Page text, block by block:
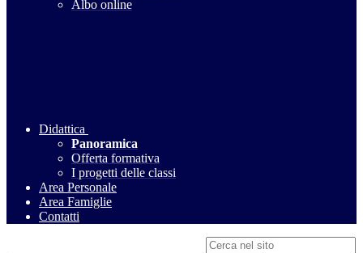
Albo online
Didattica
Panoramica
Offerta formativa
I progetti delle classi
Area Personale
Area Famiglie
Contatti